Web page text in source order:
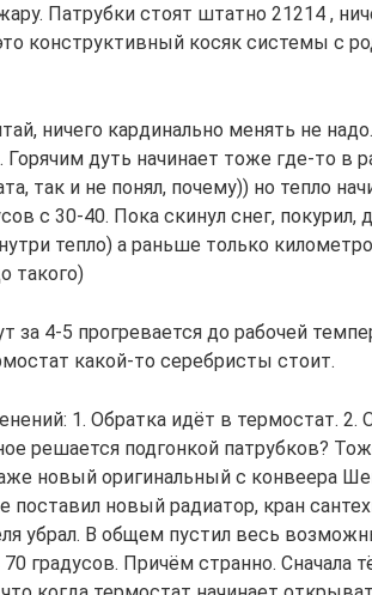
Патрубки стоят штатно 21214 ,
конструктивный косяк системы с
ничего кардинально менять не
дуть начинает тоже где-то в
так и не понял, почему)) но тепло
с 30-40. Пока скинул снег, покурил,
тепло) а раньше только
такого)
за 4-5 прогревается до рабочей
какой-то серебристы стоит.
1. Обратка идёт в термостат. 2.
решается подгонкой патрубков?
новый оригинальный с конвеера
поставил новый радиатор, кран
убрал. В общем пустил весь
градусов. Причём странно. Сначала